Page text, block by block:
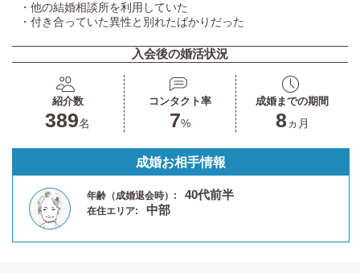
・他の結婚相談所を利用していた
・付き合っていた異性と別れたばかりだった
入会後の婚活状況
紹介数
389名
コンタクト率
7%
成婚までの期間
8 ヵ月
成婚お相手情報
年齢（成婚退会時）: 40代前半
在住エリア: 中部